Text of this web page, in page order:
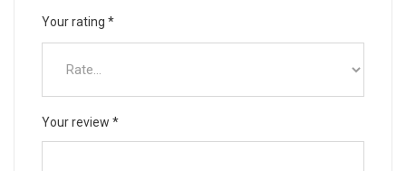
Your rating *
Your review *